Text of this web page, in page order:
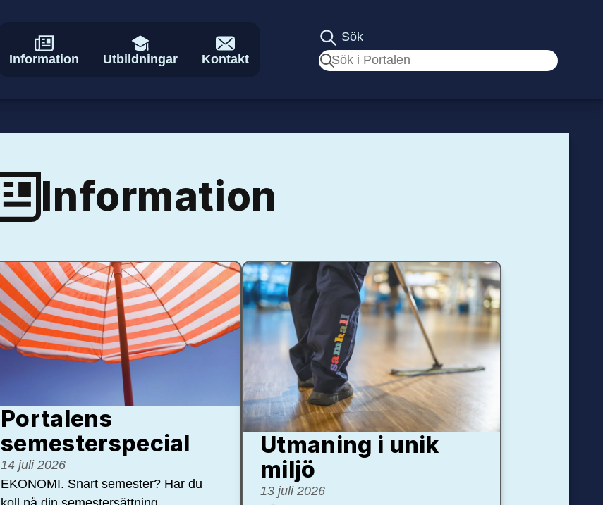
Information Utbildningar Kontakt
Sök
Sök
Information
Portalens
semester­special
14 juli 2026
EKONOMI. Snart semester? Har du
Utmaning i unik
miljö
13 juli 2026